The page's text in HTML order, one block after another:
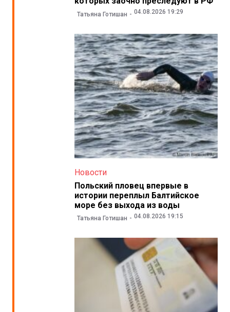
Татьяна Готишан 04.08.2026 19:29
Новости
Польский пловец впервые в
истории переплыл Балтийское
море без выхода из воды
Татьяна Готишан 04.08.2026 19:15